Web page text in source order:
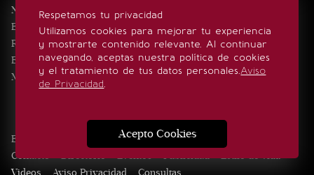
Respetamos tu privacidad
Utilizamos cookies para mejorar tu experiencia
y mostrarte contenido relevante. Al continuar
navegando, aceptas nuestra política de cookies
y el tratamiento de tus datos personales.Aviso
de Privacidad.
Acepto Cookies
Noticias
Eventos
Realeza
Estilo de vida
Minuto x Minuto
SÍGUENOS
Edición Impresa Noticias Quiénes somos
Contacto
Directorio Eventos Publicidad
Estilo de vida
Videos
Aviso Privacidad Consultas